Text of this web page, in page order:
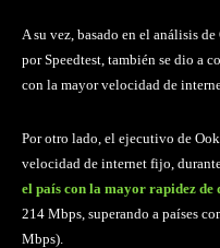
A su vez, basado en el análisis
por Speedtest, también se dio a
con la mayor velocidad de
Por otro lado, el ejecutivo de
velocidad de internet fijo,
el país con la mayor rapidez
214 Mbps, superando a países
Mbps).